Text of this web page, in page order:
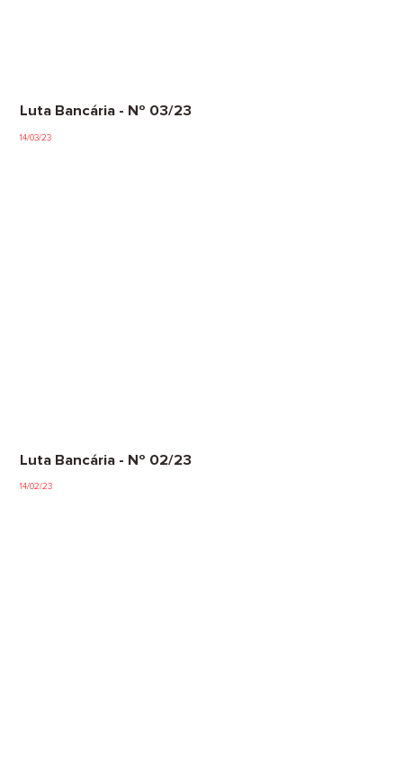
Luta Bancária - Nº 03/23
14/03/23
Luta Bancária - Nº 02/23
14/02/23